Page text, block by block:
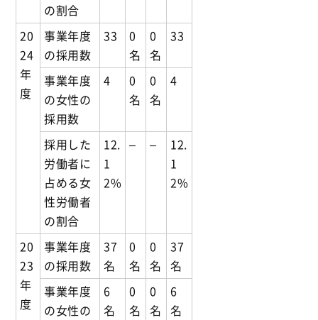
の割合
20
24
年
度
事業年度
の採用数
33
0
名
0
名
33
事業年度
の女性の
採用数
4
0
名
0
名
4
採用した
労働者に
占める女
性労働者
の割合
12.
1
2%
– –
12.
1
2%
20
23
年
度
事業年度
の採用数
37
名
0
名
0
名
37
名
事業年度
の女性の
6
名
0
名
0
名
6
名